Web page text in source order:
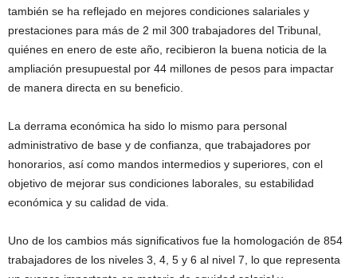
también se ha reflejado en mejores condiciones salariales y
prestaciones para más de 2 mil 300 trabajadores del Tribunal,
quiénes en enero de este año, recibieron la buena noticia de la
ampliación presupuestal por 44 millones de pesos para impactar
de manera directa en su beneficio.
La derrama económica ha sido lo mismo para personal
administrativo de base y de confianza, que trabajadores por
honorarios, así como mandos intermedios y superiores, con el
objetivo de mejorar sus condiciones laborales, su estabilidad
económica y su calidad de vida.
Uno de los cambios más significativos fue la homologación de 854
trabajadores de los niveles 3, 4, 5 y 6 al nivel 7, lo que representa